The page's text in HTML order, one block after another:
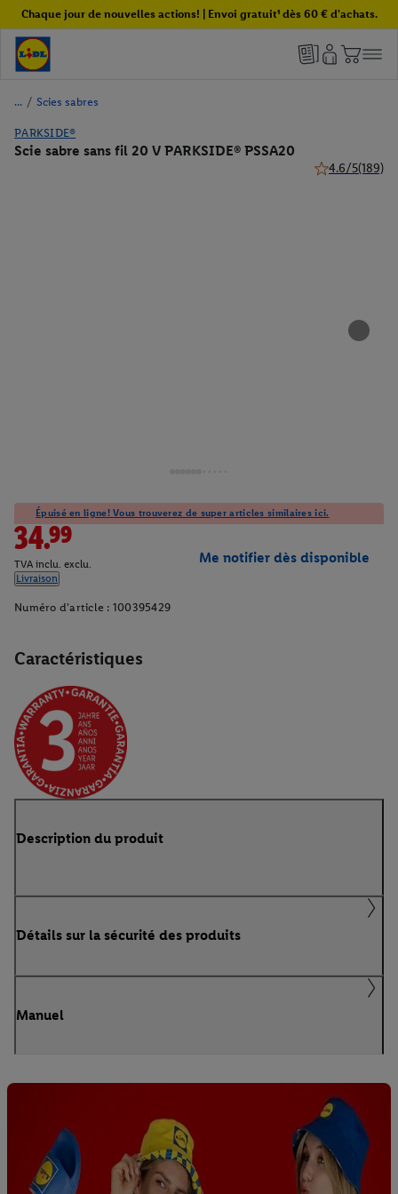
Chaque jour de nouvelles actions! | Envoi gratuit¹ dès 60 € d'achats.
/ Scies sabres
PARKSIDE®
Scie sabre sans fil 20 V PARKSIDE® PSSA20
4.6/5(189)
Caractéristiques
Épuisé en ligne! Vous trouverez de super articles similaires ici.
34.99
TVA inclu. exclu.
Livraison
Me notifier dès disponible
Numéro d'article : 100395429
Description du produit
Détails sur la sécurité des produits
Manuel